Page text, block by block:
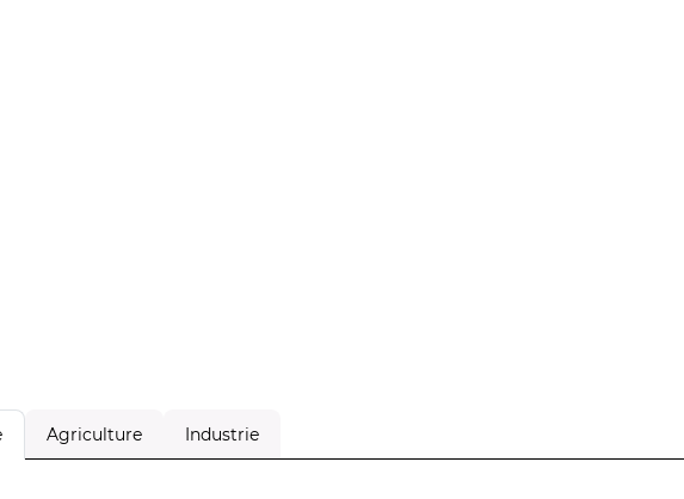
Agriculture Industrie